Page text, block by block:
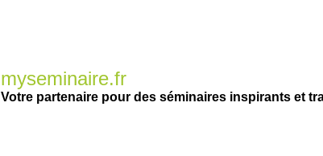
myseminaire.fr
Votre partenaire pour des séminaires inspirants et